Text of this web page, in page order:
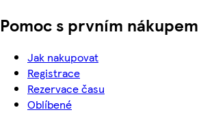
Pomoc s prvním nákupem
Jak nakupovat
Registrace
Rezervace času
Oblíbené